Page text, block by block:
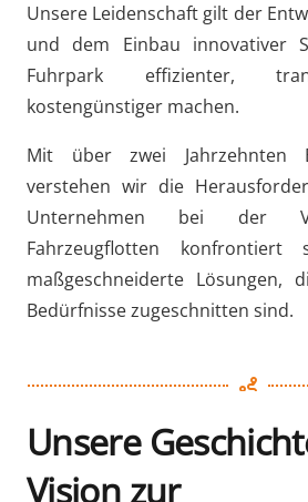
Unsere Leidenschaft gilt der
und dem Einbau innovativer
Fuhrpark effizienter,
kostengünstiger machen.
Mit über zwei Jahrzehnten
verstehen wir die
Unternehmen bei der
Fahrzeugflotten
maßgeschneiderte Lösungen,
Bedürfnisse zugeschnitten sind.
Unsere
Vision zur